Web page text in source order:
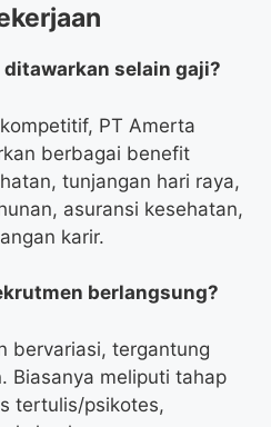
selain gaji?
PT Amerta
berbagai benefit
tunjangan hari raya,
asuransi kesehatan,
karir.
berlangsung?
bervariasi, tergantung
Biasanya meliputi tahap
tertulis/psikotes,